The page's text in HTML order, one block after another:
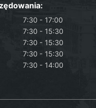
7:30 - 17:00
7:30 - 15:30
7:30 - 15:30
7:30 - 15:30
7:30 - 14:00